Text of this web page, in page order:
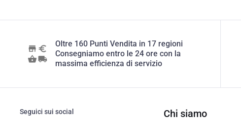
Oltre 160 Punti Vendita in 17 regioni
Consegniamo entro le 24 ore con la
massima efficienza di servizio
Seguici sui social Chi siamo